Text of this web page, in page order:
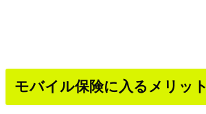
モバイル保険に入るメリット